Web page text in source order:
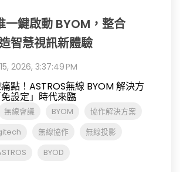
一鍵啟動 BYOM，整合
智慧視訊新體驗
2026, 3:37:49 PM
點！ASTROS無線 BYOM 解決方
設定」時代來臨
無線會議 BYOM 協作解決方案
無線協作 無線投影
BYOD